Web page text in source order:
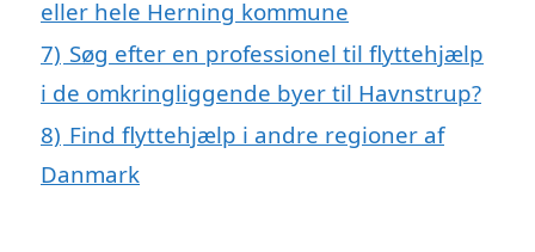
eller hele Herning kommune
7) Søg efter en professionel til flyttehjælp
i de omkringliggende byer til Havnstrup?
8) Find flyttehjælp i andre regioner af
Danmark